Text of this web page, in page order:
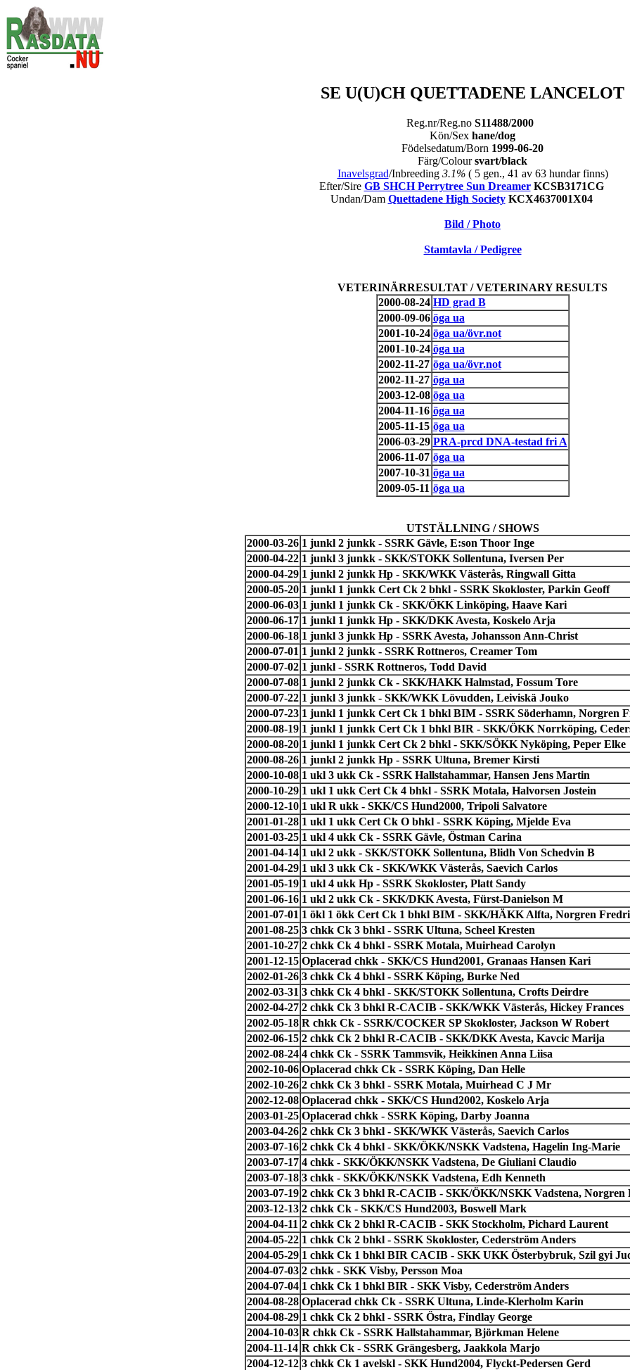
SE U(U)CH QUETTADENE LANCELOT
Reg.nr/Reg.no S11488/2000
Kön/Sex hane/dog
Födelsedatum/Born 1999-06-20
Färg/Coloursvart/black
Inavelsgrad/Inbreeding 3.1% ( 5 gen., 41 av 63 hundar finns)
Efter/Sire GB SHCH Perrytree Sun DreamerKCSB3171CG
Undan/Dam Quettadene High SocietyKCX4637001X04
Bild / Photo
Stamtavla / Pedigree
VETERINÄRRESULTAT / VETERINARY RESULTS
2000-08-24 HD grad B
2000-09-06 öga ua
2001-10-24 öga ua/övr.not
2001-10-24 öga ua
2002-11-27 öga ua/övr.not
2002-11-27 öga ua
2003-12-08 öga ua
2004-11-16 öga ua
2005-11-15 öga ua
2006-03-29 PRA-prcd DNA-testad fri A
2006-11-07 öga ua
2007-10-31 öga ua
2009-05-11 öga ua
UTSTÄLLNING / SHOWS
2000-03-26 1 junkl 2 junkk - SSRK Gävle, E:son Thoor Inge
2000-04-22 1 junkl 3 junkk - SKK/STOKK Sollentuna, Iversen Per
2000-04-29 1 junkl 2 junkk Hp - SKK/WKK Västerås, Ringwall Gitta
2000-05-20 1 junkl 1 junkk Cert Ck 2 bhkl - SSRK Skokloster, Parkin Geoff
2000-06-03 1 junkl 1 junkk Ck - SKK/ÖKK Linköping, Haave Kari
2000-06-17 1 junkl 1 junkk Hp - SKK/DKK Avesta, Koskelo Arja
2000-06-18 1 junkl 3 junkk Hp - SSRK Avesta, Johansson Ann-Christ
2000-07-01 1 junkl 2 junkk - SSRK Rottneros, Creamer Tom
2000-07-02 1 junkl - SSRK Rottneros, Todd David
2000-07-08 1 junkl 2 junkk Ck - SKK/HAKK Halmstad, Fossum Tore
2000-07-22 1 junkl 3 junkk - SKK/WKK Lövudden, Leiviskä Jouko
2000-07-23 1 junkl 1 junkk Cert Ck 1 bhkl BIM - SSRK Söderhamn, Norgren
2000-08-19 1 junkl 1 junkk Cert Ck 1 bhkl BIR - SKK/ÖKK Norrköping,
2000-08-20 1 junkl 1 junkk Cert Ck 2 bhkl - SKK/SÖKK Nyköping, Peper Elke
2000-08-26 1 junkl 2 junkk Hp - SSRK Ultuna, Bremer Kirsti
2000-10-08 1 ukl 3 ukk Ck - SSRK Hallstahammar, Hansen Jens Martin
2000-10-29 1 ukl 1 ukk Cert Ck 4 bhkl - SSRK Motala, Halvorsen Jostein
2000-12-10 1 ukl R ukk - SKK/CS Hund2000, Tripoli Salvatore
2001-01-28 1 ukl 1 ukk Cert Ck O bhkl - SSRK Köping, Mjelde Eva
2001-03-25 1 ukl 4 ukk Ck - SSRK Gävle, Östman Carina
2001-04-14 1 ukl 2 ukk - SKK/STOKK Sollentuna, Blidh Von Schedvin B
2001-04-29 1 ukl 3 ukk Ck - SKK/WKK Västerås, Saevich Carlos
2001-05-19 1 ukl 4 ukk Hp - SSRK Skokloster, Platt Sandy
2001-06-16 1 ukl 2 ukk Ck - SKK/DKK Avesta, Fürst-Danielson M
2001-07-01 1 ökl 1 ökk Cert Ck 1 bhkl BIM - SKK/HÄKK Alfta, Norgren
2001-08-25 3 chkk Ck 3 bhkl - SSRK Ultuna, Scheel Kresten
2001-10-27 2 chkk Ck 4 bhkl - SSRK Motala, Muirhead Carolyn
2001-12-15 Oplacerad chkk - SKK/CS Hund2001, Granaas Hansen Kari
2002-01-26 3 chkk Ck 4 bhkl - SSRK Köping, Burke Ned
2002-03-31 3 chkk Ck 4 bhkl - SKK/STOKK Sollentuna, Crofts Deirdre
2002-04-27 2 chkk Ck 3 bhkl R-CACIB - SKK/WKK Västerås, Hickey Frances
2002-05-18 R chkk Ck - SSRK/COCKER SP Skokloster, Jackson W Robert
2002-06-15 2 chkk Ck 2 bhkl R-CACIB - SKK/DKK Avesta, Kavcic Marija
2002-08-24 4 chkk Ck - SSRK Tammsvik, Heikkinen Anna Liisa
2002-10-06 Oplacerad chkk Ck - SSRK Köping, Dan Helle
2002-10-26 2 chkk Ck 3 bhkl - SSRK Motala, Muirhead C J Mr
2002-12-08 Oplacerad chkk - SKK/CS Hund2002, Koskelo Arja
2003-01-25 Oplacerad chkk - SSRK Köping, Darby Joanna
2003-04-26 2 chkk Ck 3 bhkl - SKK/WKK Västerås, Saevich Carlos
2003-07-16 2 chkk Ck 4 bhkl - SKK/ÖKK/NSKK Vadstena, Hagelin Ing-Marie
2003-07-17 4 chkk - SKK/ÖKK/NSKK Vadstena, De Giuliani Claudio
2003-07-18 3 chkk - SKK/ÖKK/NSKK Vadstena, Edh Kenneth
2003-07-19 2 chkk Ck 3 bhkl R-CACIB - SKK/ÖKK/NSKK Vadstena, Norgren
2003-12-13 2 chkk Ck - SKK/CS Hund2003, Boswell Mark
2004-04-11 2 chkk Ck 2 bhkl R-CACIB - SKK Stockholm, Pichard Laurent
2004-05-22 1 chkk Ck 2 bhkl - SSRK Skokloster, Cederström Anders
2004-05-29 1 chkk Ck 1 bhkl BIR CACIB - SKK UKK Österbybruk, Szil gyi
2004-07-03 2 chkk - SKK Visby, Persson Moa
2004-07-04 1 chkk Ck 1 bhkl BIR - SKK Visby, Cederström Anders
2004-08-28 Oplacerad chkk Ck - SSRK Ultuna, Linde-Klerholm Karin
2004-08-29 1 chkk Ck 2 bhkl - SSRK Östra, Findlay George
2004-10-03 R chkk Ck - SSRK Hallstahammar, Björkman Helene
2004-11-14 R chkk Ck - SSRK Grängesberg, Jaakkola Marjo
2004-12-12 3 chkk Ck 1 avelskl - SKK Hund2004, Flyckt-Pedersen Gerd